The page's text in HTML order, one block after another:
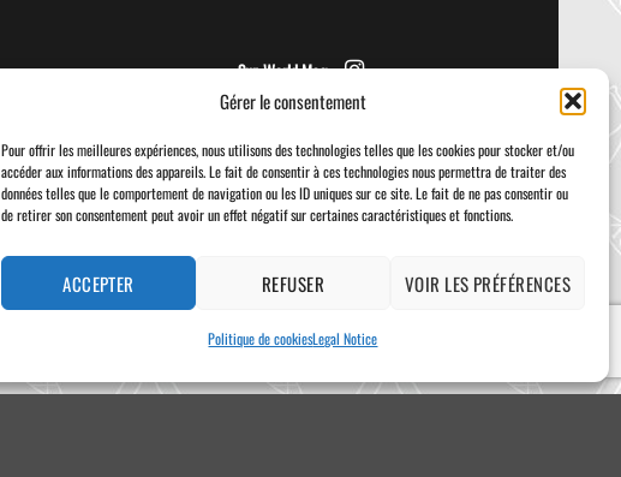
Gérer le consentement
Pour offrir les meilleures expériences, nous utilisons des technologies telles que les cookies pour stocker et/ou
accéder aux informations des appareils. Le fait de consentir à ces technologies nous permettra de traiter des
données telles que le comportement de navigation ou les ID uniques sur ce site. Le fait de ne pas consentir ou
de retirer son consentement peut avoir un effet négatif sur certaines caractéristiques et fonctions.
ACCEPTER REFUSER VOIR LES PRÉFÉRENCES
Politique de cookiesLegal Notice
Sup World Mag
Visa PayPal Stripe MasterCard
Delivery